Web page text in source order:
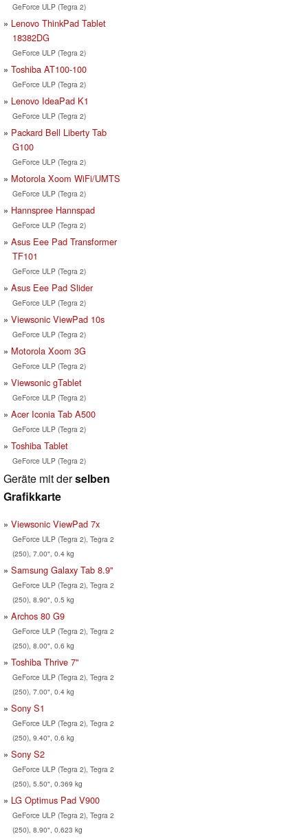
GeForce ULP (Tegra 2)
Lenovo ThinkPad Tablet
18382DG
GeForce ULP (Tegra 2)
Toshiba AT100-100
GeForce ULP (Tegra 2)
Lenovo IdeaPad K1
GeForce ULP (Tegra 2)
Packard Bell Liberty Tab
G100
GeForce ULP (Tegra 2)
Motorola Xoom WiFi/UMTS
GeForce ULP (Tegra 2)
Hannspree Hannspad
GeForce ULP (Tegra 2)
Asus Eee Pad Transformer
TF101
GeForce ULP (Tegra 2)
Asus Eee Pad Slider
GeForce ULP (Tegra 2)
Viewsonic ViewPad 10s
GeForce ULP (Tegra 2)
Motorola Xoom 3G
GeForce ULP (Tegra 2)
Viewsonic gTablet
GeForce ULP (Tegra 2)
Acer Iconia Tab A500
GeForce ULP (Tegra 2)
Toshiba Tablet
GeForce ULP (Tegra 2)
Geräte mit derselben
Grafikkarte
Viewsonic ViewPad 7x
GeForce ULP (Tegra 2), Tegra 2
(250), 7.00", 0.4 kg
Samsung Galaxy Tab 8.9"
GeForce ULP (Tegra 2), Tegra 2
(250), 8.90", 0.5 kg
Archos 80 G9
GeForce ULP (Tegra 2), Tegra 2
(250), 8.00", 0.6 kg
Toshiba Thrive 7"
GeForce ULP (Tegra 2), Tegra 2
(250), 7.00", 0.4 kg
Sony S1
GeForce ULP (Tegra 2), Tegra 2
(250), 9.40", 0.6 kg
Sony S2
GeForce ULP (Tegra 2), Tegra 2
(250), 5.50", 0.369 kg
LG Optimus Pad V900
GeForce ULP (Tegra 2), Tegra 2
(250), 8.90", 0.623 kg